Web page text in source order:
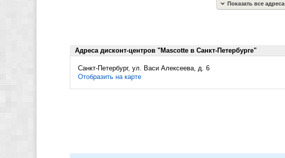
Показать все адреса
Адреса дисконт-центров "Mascotte в Санкт-Петербурге"
Санкт-Петербург, ул. Васи Алексеева, д. 6
Отобразить на карте